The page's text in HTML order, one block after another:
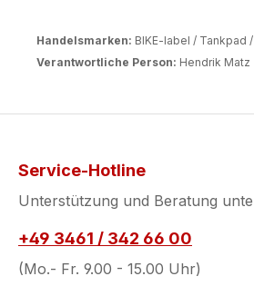
Handelsmarken: BIKE-label / Tankpad
Verantwortliche Person: Hendrik Matz |
Service-Hotline
Unterstützung und Beratung
+49 3461 / 342 66 00
(Mo.- Fr. 9.00 - 15.00 Uhr)